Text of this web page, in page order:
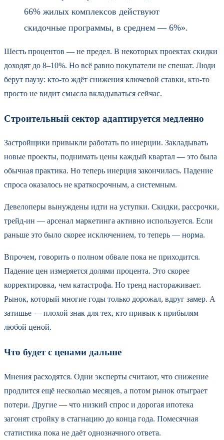
66% жилых комплексов действуют
скидочные программы, в среднем — 6%».
Шесть процентов — не предел. В некоторых проектах скидки
доходят до 8–10%. Но всё равно покупатели не спешат. Люди
берут паузу: кто-то ждёт снижения ключевой ставки, кто-то
просто не видит смысла вкладываться сейчас.
Строительный сектор адаптируется медленно
Застройщики привыкли работать по инерции. Закладывать
новые проекты, поднимать цены каждый квартал — это была
обычная практика. Но теперь инерция закончилась. Падение
спроса оказалось не краткосрочным, а системным.
Девелоперы вынуждены идти на уступки. Скидки, рассрочки,
трейд-ин — арсенал маркетинга активно используется. Если
раньше это было скорее исключением, то теперь — норма.
Впрочем, говорить о полном обвале пока не приходится.
Падение цен измеряется долями процента. Это скорее
корректировка, чем катастрофа. Но тренд настораживает.
Рынок, который многие годы только дорожал, вдруг замер. А
затишье — плохой знак для тех, кто привык к прибылям
любой ценой.
Что будет с ценами дальше
Мнения расходятся. Одни эксперты считают, что снижение
продлится ещё несколько месяцев, а потом рынок отыграет
потери. Другие — что низкий спрос и дорогая ипотека
загонят стройку в стагнацию до конца года. Помесячная
статистика пока не даёт однозначного ответа.